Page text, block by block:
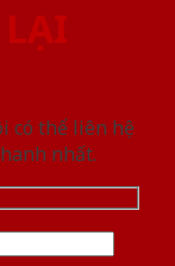
có thể liên hệ
nhất.